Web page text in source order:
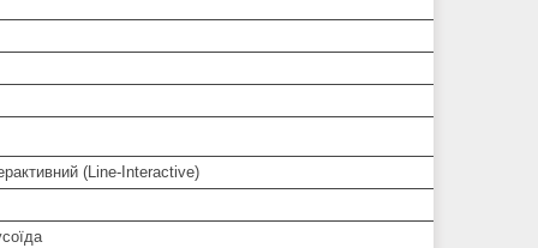
(Line-Interactive)